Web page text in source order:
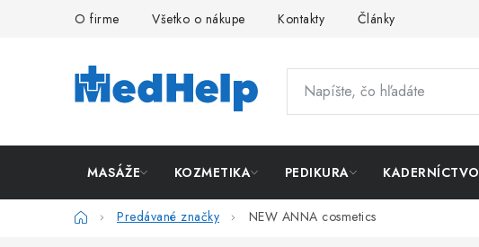
O firme Všetko o nákupe Kontakty Články
MASÁŽE KOZMETIKA PEDIKURA KADERNÍCTVO
DomovPredávané značky NEW ANNA cosmetics